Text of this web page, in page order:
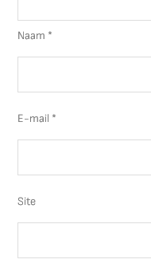
Naam *
E-mail *
Site